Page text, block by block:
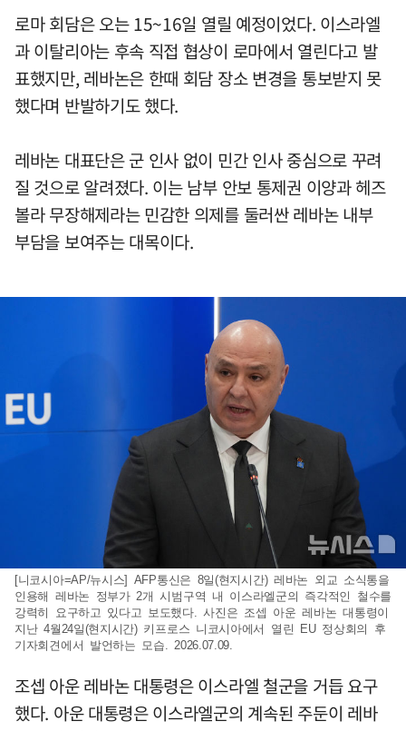
로마 회담은 오는 15~16일 열릴 예정이었다. 이스라엘
과 이탈리아는 후속 직접 협상이 로마에서 열린다고 발
표했지만, 레바논은 한때 회담 장소 변경을 통보받지 못
했다며 반발하기도 했다.
레바논 대표단은 군 인사 없이 민간 인사 중심으로 꾸려
질 것으로 알려졌다. 이는 남부 안보 통제권 이양과 헤즈
볼라 무장해제라는 민감한 의제를 둘러싼 레바논 내부
부담을 보여주는 대목이다.
[니코시아=AP/뉴시스] AFP통신은 8일(현지시간) 레바논 외교 소식통을
인용해 레바논 정부가 2개 시범구역 내 이스라엘군의 즉각적인 철수를
강력히 요구하고 있다고 보도했다. 사진은 조셉 아운 레바논 대통령 이
지난 4월24일(현지시간) 키프로스 니코시아에서 열린 EU 정상회의 후
기자회견에서 발언하는 모습. 2026.07.09.
조셉 아운 레바논 대통령은 이스라엘 철군을 거듭 요구
했다. 아운 대통령은 이스라엘군의 계속된 주둔이 레바